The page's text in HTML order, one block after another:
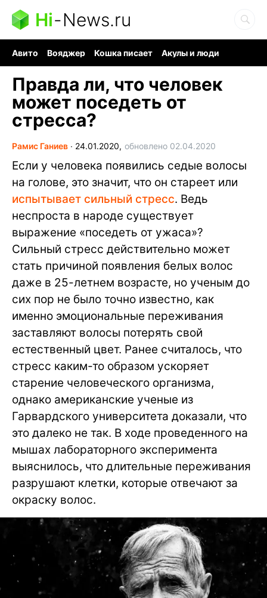
Hi-News.ru
Авито Вояджер Кошка писает
Акулы и люди
Правда ли, что человек
может поседеть от
стресса?
Рамис Ганиев ∙ 24.01.2020, обновлено 02.04.2020
Если у человека появились седые волосы
на голове, это значит, что он стареет или
испытывает сильный стресс. Ведь
неспроста в народе существует
выражение «поседеть от ужаса»?
Сильный стресс действительно может
стать причиной появления белых волос
даже в 25-летнем возрасте, но ученым до
сих пор не было точно известно, как
именно эмоциональные переживания
заставляют волосы потерять свой
естественный цвет. Ранее считалось, что
стресс каким-то образом ускоряет
старение человеческого организма,
однако американские ученые из
Гарвардского университета доказали, что
это далеко не так. В ходе проведенного на
мышах лабораторного эксперимента
выяснилось, что длительные переживания
разрушают клетки, которые отвечают за
окраску волос.